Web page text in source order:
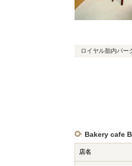
ロイヤル胎内パー
Bakery cafe
店名